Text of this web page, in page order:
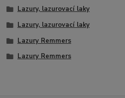
Lazury, lazurovací laky
Lazury, lazurovací laky
Lazury Remmers
Lazury Remmers